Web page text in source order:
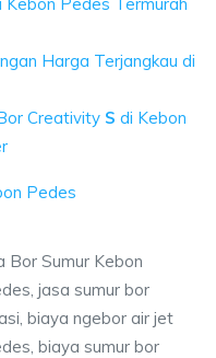
Harga Terjangkau di
Creativity S di Kebon
Pedes
Bor Sumur Kebon
jasa sumur bor
biaya ngebor air jet
biaya sumur bor